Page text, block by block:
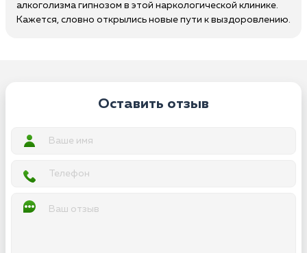
алкоголизма гипнозом в этой наркологической клинике.
Кажется, словно открылись новые пути к выздоровлению.
Оставить отзыв